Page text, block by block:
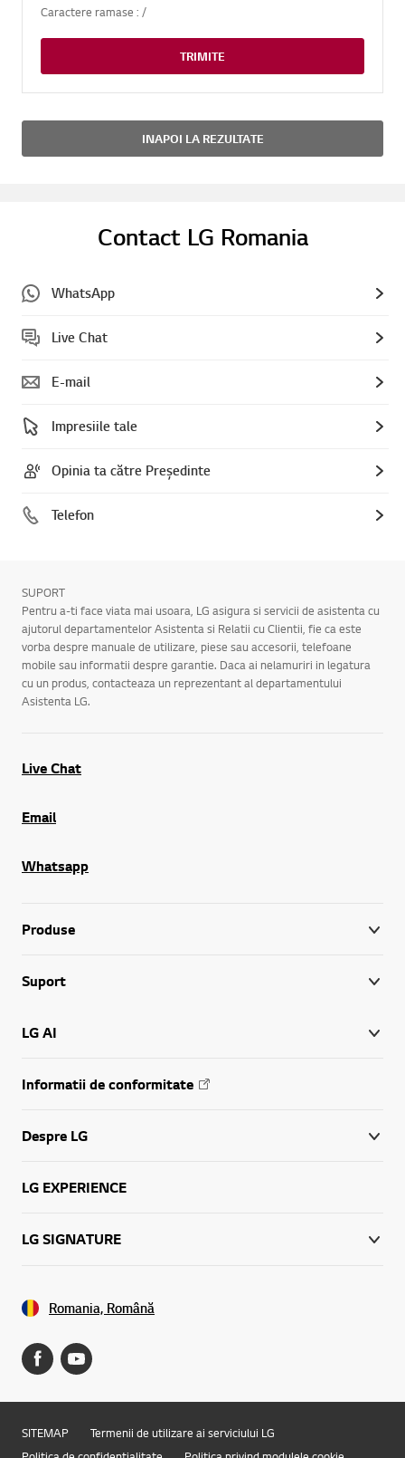
Caractere ramase : /
TRIMITE
INAPOI LA REZULTATE
Contact LG Romania
WhatsApp
Live Chat
E-mail
Impresiile tale
Opinia ta către Președinte
Telefon
SUPORT
Pentru a-ti face viata mai usoara, LG asigura si servicii de asistenta cu
ajutorul departamentelor Asistenta si Relatii cu Clientii, fie ca este
vorba despre manuale de utilizare, piese sau accesorii, telefoane
mobile sau informatii despre garantie. Daca ai nelamuriri in legatura
cu un produs, contacteaza un reprezentant al departamentului
Asistenta LG.
Live Chat
Email
Whatsapp
Produse
Suport
LG AI
Informatii de conformitate
Despre LG
LG EXPERIENCE
LG SIGNATURE
Romania, Română
SITEMAP
Termenii de utilizare ai serviciului LG